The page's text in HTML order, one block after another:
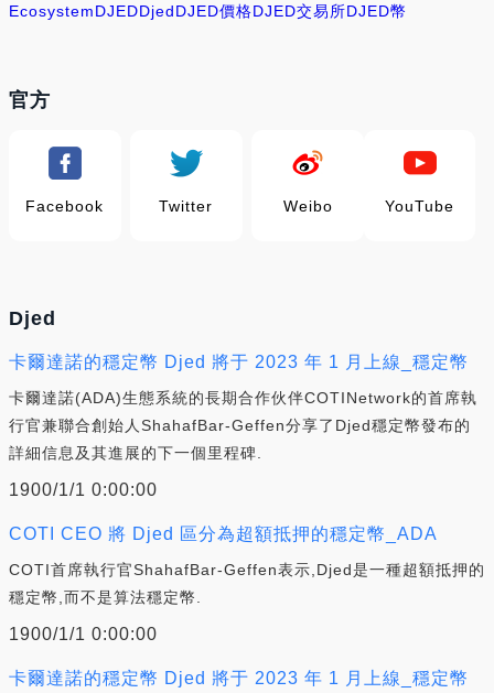
EcosystemDJEDDjedDJED價格DJED交易所DJED幣
官方
Facebook Twitter Weibo YouTube
Djed
卡爾達諾的穩定幣 Djed 將于 2023 年 1 月上線_穩定幣
卡爾達諾(ADA)生態系統的長期合作伙伴COTINetwork的首席執
行官兼聯合創始人ShahafBar-Geffen分享了Djed穩定幣發布的
詳細信息及其進展的下一個里程碑.
1900/1/1 0:00:00
COTI CEO 將 Djed 區分為超額抵押的穩定幣_ADA
COTI首席執行官ShahafBar-Geffen表示,Djed是一種超額抵押的
穩定幣,而不是算法穩定幣.
1900/1/1 0:00:00
卡爾達諾的穩定幣 Djed 將于 2023 年 1 月上線_穩定幣